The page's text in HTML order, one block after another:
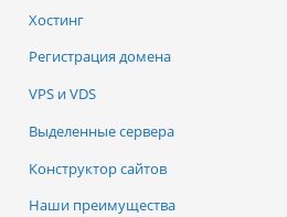
Хостинг
Регистрация домена
VPS и VDS
Выделенные сервера
Конструктор сайтов
Наши преимущества